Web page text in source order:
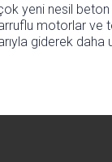
yeni nesil
motorlar
giderek daha